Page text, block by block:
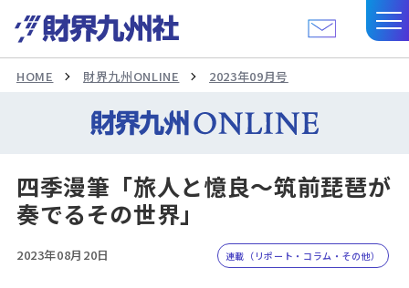
HOME 財界九州ONLINE 2023年09月号
四季漫筆「旅人と憶良～筑前琵琶が
奏でるその世界」
2023年08月20日 連載（リポート・コラム・その他）